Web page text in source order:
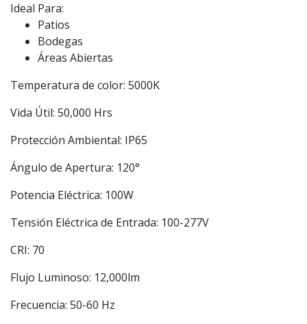
Ideal Para:
Patios
Bodegas
Áreas Abiertas
Temperatura de color: 5000K
Vida Útil: 50,000 Hrs
Protección Ambiental: IP65
Ángulo de Apertura: 120°
Potencia Eléctrica: 100W
Tensión Eléctrica de Entrada: 100-277V
CRI: 70
Flujo Luminoso: 12,000lm
Frecuencia: 50-60 Hz